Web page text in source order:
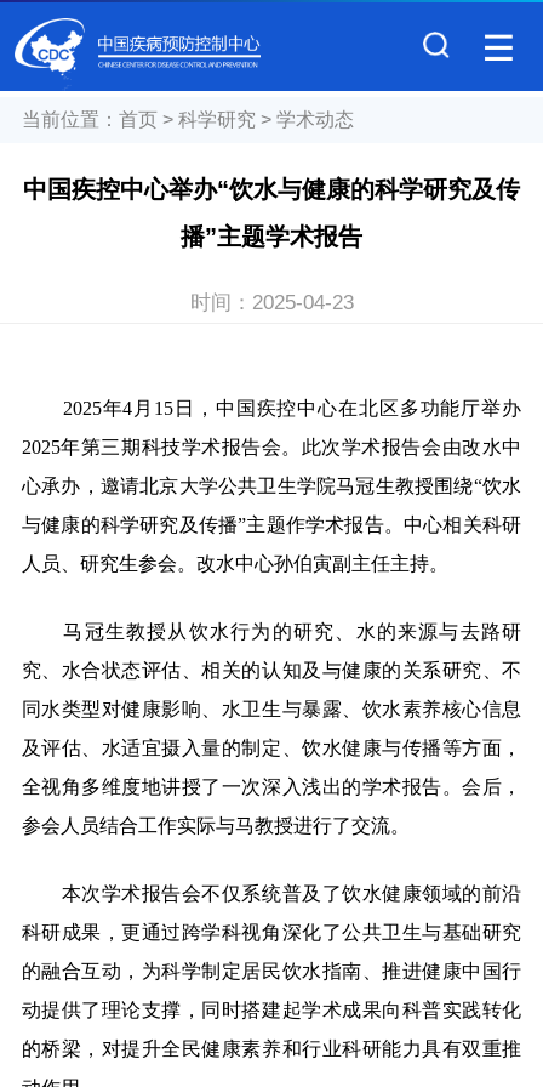
当前位置： 首页> 科学研究 > 学术动态
中国疾控中心举办“饮水与健康的科学研究及传
播”主题学术报告
时间： 2025-04-23
2025年4月15日，中国疾控中心在北区多功能厅举办
2025年第三期科技学术报告会。此次学术报告会由改水中
心承办，邀请北京大学公共卫生学院马冠生教授围绕“饮水
与健康的科学研究及传播”主题作学术报告。中心相关科研
人员、研究生参会。改水中心孙伯寅副主任主持。
马冠生教授从饮水行为的研究、水的来源与去路研
究、水合状态评估、相关的认知及与健康的关系研究、不
同水类型对健康影响、水卫生与暴露、饮水素养核心信息
及评估、水适宜摄入量的制定、饮水健康与传播等方面，
全视角多维度地讲授了一次深入浅出的学术报告。会后，
参会人员结合工作实际与马教授进行了交流。
本次学术报告会不仅系统普及了饮水健康领域的前沿
科研成果，更通过跨学科视角深化了公共卫生与基础研究
的融合互动，为科学制定居民饮水指南、推进健康中国行
动提供了理论支撑，同时搭建起学术成果向科普实践转化
的桥梁，对提升全民健康素养和行业科研能力具有双重推